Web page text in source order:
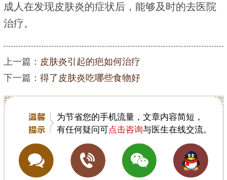
成人在发现皮肤炎的症状后，能够及时的去医院
治疗。
上一篇： 皮肤炎引起的疤如何治疗
下一篇： 得了皮肤炎吃哪些食物好
为节省您的手机流量，文章内容简短，
有任何疑问可点击咨询与医生在线交流。